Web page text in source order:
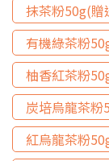
抹茶粉50g(贈
有機綠茶粉
柚香紅茶粉
炭培烏龍茶粉
紅烏龍茶粉